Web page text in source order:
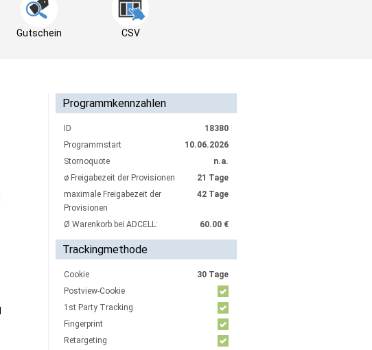
Gutschein CSV
Programmkennzahlen
ID
18380
Programmstart
10.06.2026
Stornoquote
n.a.
ø Freigabezeit der Provisionen
21 Tage
maximale Freigabezeit der
Provisionen
42 Tage
Ø Warenkorb bei ADCELL: 60.00 €
Trackingmethode
Cookie
30 Tage
Postview-Cookie
1st Party Tracking
Fingerprint
Retargeting